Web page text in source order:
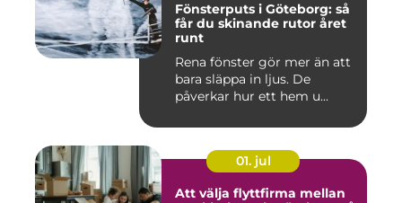
Fönsterputs i Göteborg: så
får du skinande rutor året
runt
Rena fönster gör mer än att
bara släppa in ljus. De
påverkar hur ett hem u...
01. jul
Att välja flyttfirma mellan